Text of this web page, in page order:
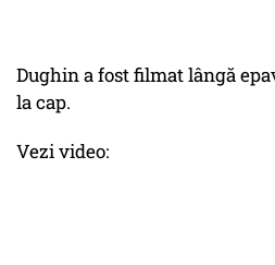
Dughin a fost filmat lângă
la cap.
Vezi video: